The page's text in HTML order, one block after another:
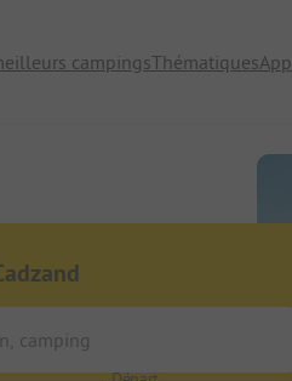
campingsThématiquesApp